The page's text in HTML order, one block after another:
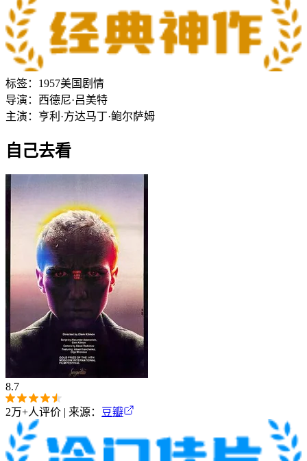
标签： 1957美国 剧情
导演： 西德尼·吕美特
主演： 亨利·方达马丁·鲍尔萨姆
自己去看
8.7
2万+人评价 | 来源： 豆瓣